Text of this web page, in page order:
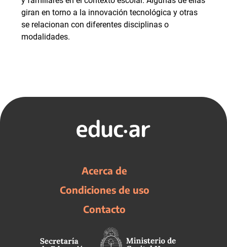
giran en torno a la innovación tecnológica y otras
se relacionan con diferentes disciplinas o
modalidades.
Acerca de
Condiciones de uso
Contacto